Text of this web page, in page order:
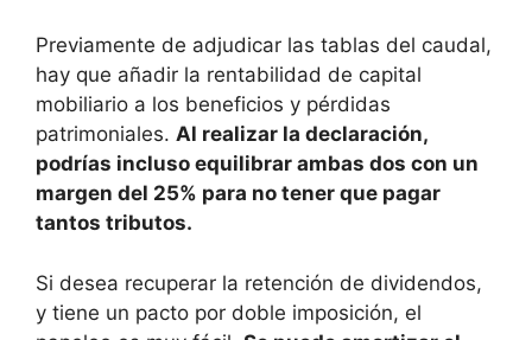
Previamente de adjudicar las tablas del caudal,
hay que añadir la rentabilidad de capital
mobiliario a los beneficios y pérdidas
patrimoniales. Al realizar la declaración,
podrías incluso equilibrar ambas dos con un
margen del 25% para no tener que pagar
tantos tributos.
Si desea recuperar la retención de dividendos,
y tiene un pacto por doble imposición, el